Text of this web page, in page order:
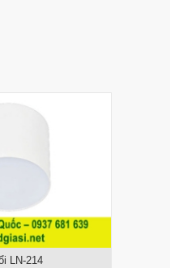
LN-214